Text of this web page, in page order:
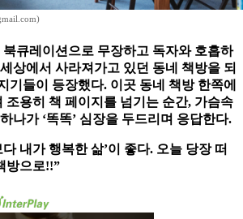
큐레이션으로 무장하고 독자와 호흡하
상에서 사라져가고 있던 동네 책방을 되
기들이 등장했다. 이곳 동네 책방 한쪽에
조용히 책 페이지를 넘기는 순간, 가슴속
나가 ‘똑똑’ 심장을 두드리며 응답한다.
내가 행복한 삶’이 좋다. 오늘 당장 떠
방으로!!”